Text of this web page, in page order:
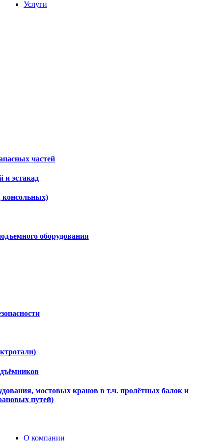
Услуги
частей
и эстакад
консольных)
оборудования
мостовых кранов в т.ч. пролётных балок и
путей)
О компании